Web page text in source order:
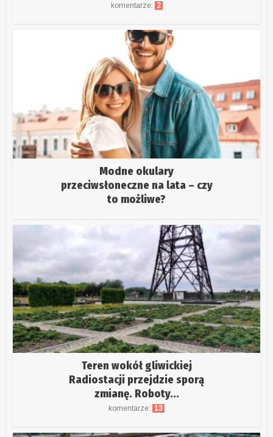
komentarze: 2
Modne okulary
przeciwsłoneczne na lata – czy
to możliwe?
Teren wokół gliwickiej
Radiostacji przejdzie sporą
zmianę. Roboty...
komentarze: 13